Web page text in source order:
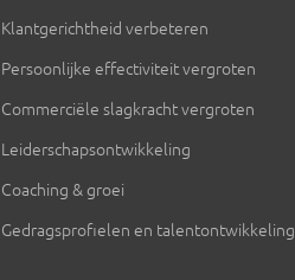
Klantgerichtheid verbeteren
Persoonlijke effectiviteit vergroten
Commerciële slagkracht vergroten
Leiderschapsontwikkeling
Coaching & groei
Gedragsprofielen en talentontwikkeling